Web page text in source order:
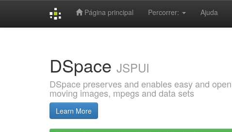
Página principal Percorrer: Ajuda
DSpace JSPUI
DSpace preserves and enables easy and
moving images, mpegs and data sets
Learn More